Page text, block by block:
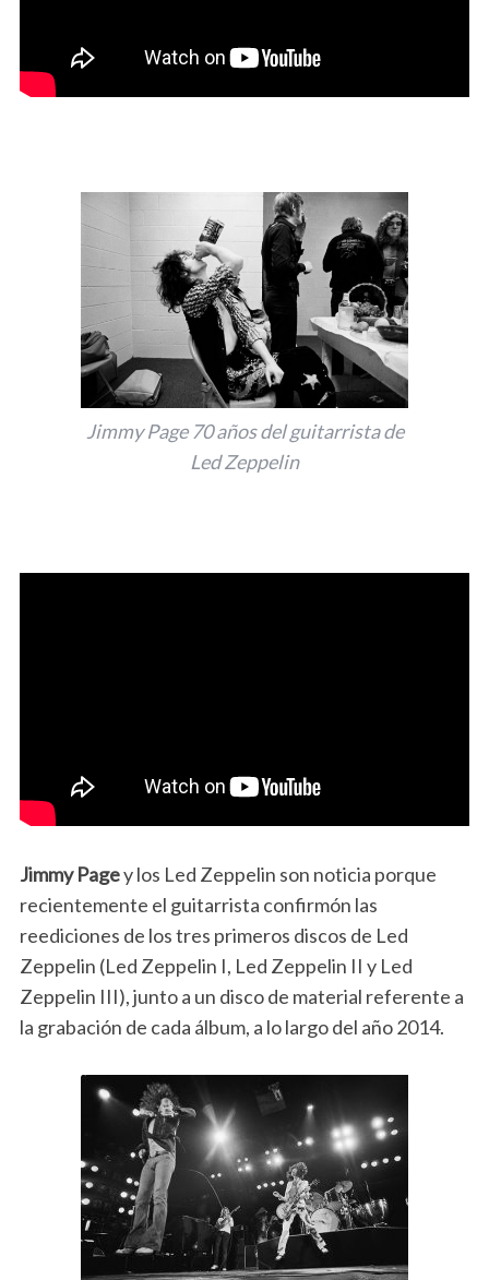
Jimmy Page 70 años del guitarrista de
Led Zeppelin
Jimmy Pagey los Led Zeppelin son noticia porque
recientemente el guitarrista confirmón las
reediciones de los tres primeros discos de Led
Zeppelin (Led Zeppelin I, Led Zeppelin II y Led
Zeppelin III), junto a un disco de material referente a
la grabación de cada álbum, a lo largo del año 2014.